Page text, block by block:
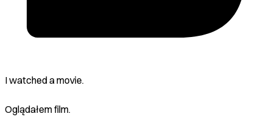
I watched a movie.
Oglądałem film.